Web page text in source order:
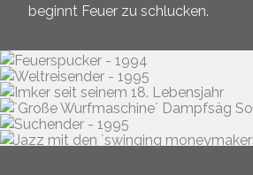
beginnt Feuer zu schlucken.